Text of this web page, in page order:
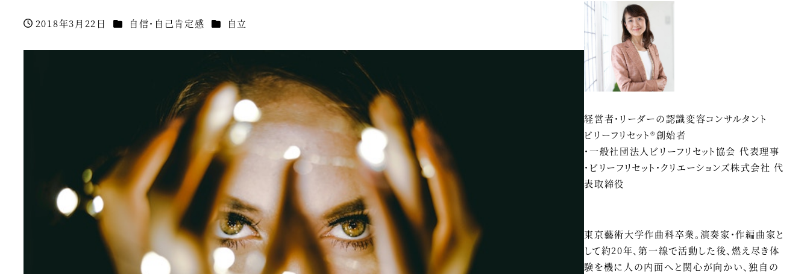
投稿日
2018年3月22日 カテゴリー
自信・自己肯定感 カテゴリー
自立
経営者・リーダーの認識変容コンサルタント
ビリーフリセット®創始者
・一般社団法人ビリーフリセット協会 代表理事
・ビリーフリセット・クリエーションズ株式会社 代
表取締役
東京藝術大学作曲科卒業。演奏家・作編曲家と
して約20年、第一線で活動した後、燃え尽き体
験を機に人の内面へと関心が向かい、独自の